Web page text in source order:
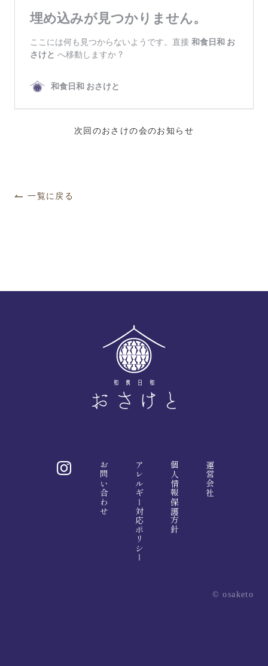
次回のおさけの会のお知らせ
一覧に戻る
運営会社
個人情報保護方針
アレルギー対応ポリシー
お問い合わせ
© osaketo